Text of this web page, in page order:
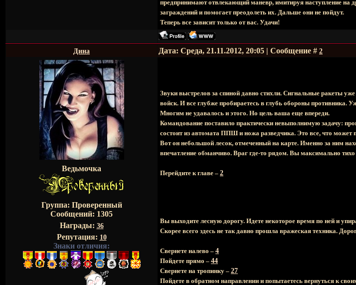
предпринимают отвлекающий маневр, имитируя наступление на
заграждений и помогает преодолеть их. Дальше они не пойдут.
Теперь все зависит только от вас. Удачи!
Дина Дата: Среда, 21.11.2012, 20:05 | Сообщение # 2
Ведьмочка
Группа: Проверенный
Сообщений: 1305
Награды: 36
Репутация: 10
Знаки отличия:
Звуки выстрелов за спиной давно стихли. Сигнальные ракеты
войск. И все глубже пробираетесь в глубь обороны противника.
Многим не удавалось и этого. Но цель ваша еще впереди.
Командование поставило практически невыполнимую задачу:
состоит из автомата ППШ и ножа разведчика. Это все, что
Вот он небольшой лесок, отмеченный на карте. Именно за ним
впечатление обманчиво. Враг где-то рядом. Вы максимально
Перейдите к главе – 2
Вы выходите лесную дорогу. Идете некоторое время по ней и
Скорее всего здесь не так давно прошла вражеская техника.
Свернете налево – 4
Пойдете прямо – 44
Свернете на тропинку – 27
Пойдете в обратном направлении и попытаетесь вернуться к